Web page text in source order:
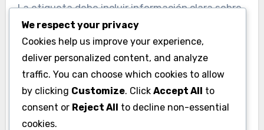
adecuadas para platos mexicanos, mientras que
otras pueden funcionar mejor en la cocina
asiática o mediterránea. Experimentar con
diferentes combinaciones puede llevar a
descubrimientos deliciosos.
Presentación
We respect your privacy
Cookies help us improve your experience,
deliver personalized content, and analyze
traffic. You can choose which cookies to allow
by clicking Customize. Click Accept All to
consent or Reject All to decline non-essential
cookies.